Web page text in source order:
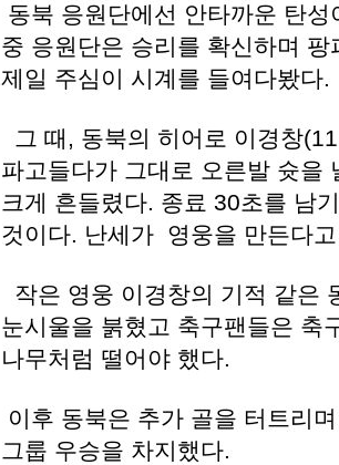
동북 응원단에선 안타까운 탄
중 응원단은 승리를 확신하며
제일 주심이 시계를 들여다봤다.
그 때, 동북의 히어로 이경창
파고들다가 그대로 오른발 슛을
크게 흔들렸다. 종료 30초를 남
것이다. 난세가 영웅을 만든다
작은 영웅 이경창의 기적 같은
눈시울을 붉혔고 축구팬들은 축
나무처럼 떨어야 했다.
이후 동북은 추가 골을 터트리
그룹 우승을 차지했다.